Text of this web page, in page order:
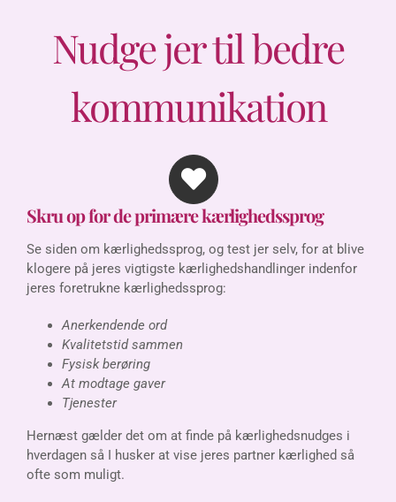
Nudge jer til bedre
kommunikation
Skru op for de primære kærlighedssprog
Se siden om kærlighedssprog, og test jer selv, for at blive
klogere på jeres vigtigste kærlighedshandlinger indenfor
jeres foretrukne kærlighedssprog:
Anerkendende ord
Kvalitetstid sammen
Fysisk berøring
At modtage gaver
Tjenester
Hernæst gælder det om at finde på kærlighedsnudges i
hverdagen så I husker at vise jeres partner kærlighed så
ofte som muligt.